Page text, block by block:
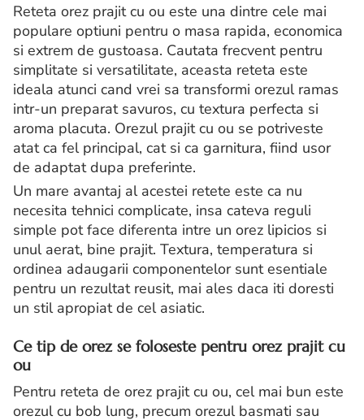
Reteta orez prajit cu ou este una dintre cele mai
populare optiuni pentru o masa rapida, economica
si extrem de gustoasa. Cautata frecvent pentru
simplitate si versatilitate, aceasta reteta este
ideala atunci cand vrei sa transformi orezul ramas
intr-un preparat savuros, cu textura perfecta si
aroma placuta. Orezul prajit cu ou se potriveste
atat ca fel principal, cat si ca garnitura, fiind usor
de adaptat dupa preferinte.
Un mare avantaj al acestei retete este ca nu
necesita tehnici complicate, insa cateva reguli
simple pot face diferenta intre un orez lipicios si
unul aerat, bine prajit. Textura, temperatura si
ordinea adaugarii componentelor sunt esentiale
pentru un rezultat reusit, mai ales daca iti doresti
un stil apropiat de cel asiatic.
Ce tip de orez se foloseste pentru orez prajit cu
ou
Pentru reteta de orez prajit cu ou, cel mai bun este
orezul cu bob lung, precum orezul basmati sau